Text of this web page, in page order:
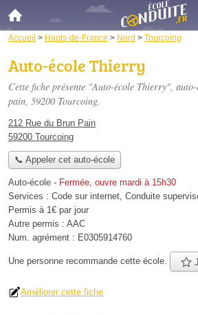
Accueil > Hauts-de-France > Nord > Tourcoing
Auto-école Thierry
Cette fiche présente "Auto-école Thierry", auto-
pain, 59200 Tourcoing.
212 Rue du Brun Pain
59200 Tourcoing
📞 Appeler cet auto-école
Auto-école - Fermée, ouvre mardi à 15h30
Services : Code sur internet, Conduite
Permis à 1€ par jour
Autre permis : AAC
Num. agrément : E0305914760
Une personne recommande cette école.
Améliorer cette fiche